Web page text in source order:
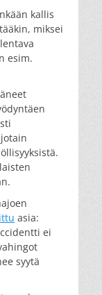
kallis
miksei
esim.
asia:
ei
syytä